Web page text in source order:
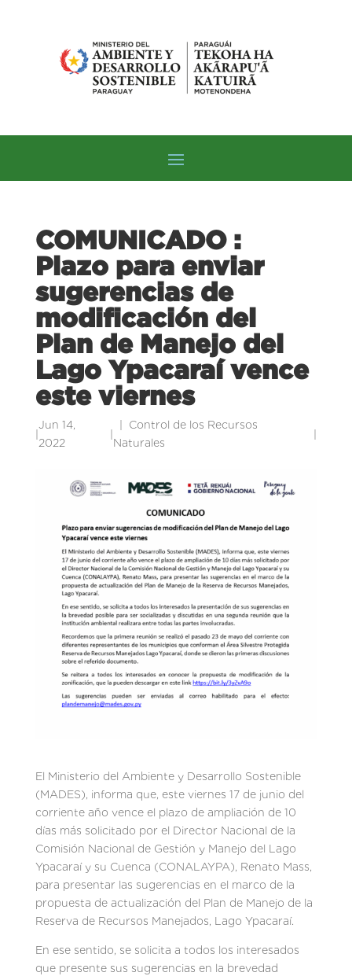
COMUNICADO :
Plazo para enviar
sugerencias de
modificación del
Plan de Manejo del
Lago Ypacaraí vence
este viernes
|
Jun 14,
2022
|
Control de los Recursos
Naturales
|
El Ministerio del Ambiente y Desarrollo Sostenible
(MADES), informa que, este viernes 17 de junio del
corriente año vence el plazo de ampliación de 10
días más solicitado por el Director Nacional de la
Comisión Nacional de Gestión y Manejo del Lago
Ypacaraí y su Cuenca (CONALAYPA), Renato Mass,
para presentar las sugerencias en el marco de la
propuesta de actualización del Plan de Manejo de la
Reserva de Recursos Manejados, Lago Ypacaraí.
En ese sentido, se solicita a todos los interesados
que presente sus sugerencias en la brevedad